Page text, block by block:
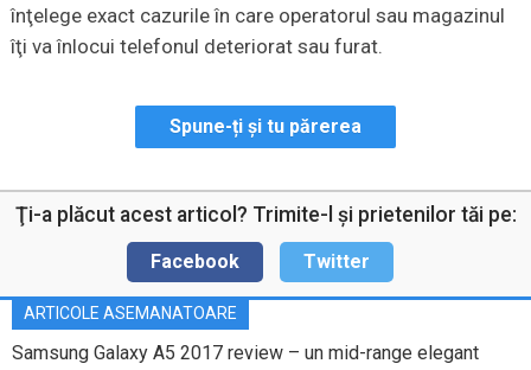
înţelege exact cazurile în care operatorul sau magazinul
îţi va înlocui telefonul deteriorat sau furat.
Spune-ți și tu părerea
Ţi-a plăcut acest articol? Trimite-l şi prietenilor tăi pe:
Facebook Twitter
ARTICOLE ASEMANATOARE
Samsung Galaxy A5 2017 review – un mid-range elegant